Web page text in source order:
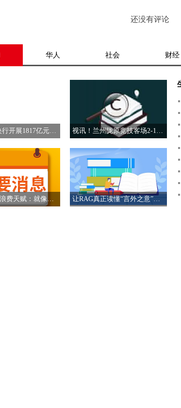
还没有评论
华人 社会 财经
每日视点!央行开展1817亿元7天期逆回购操作 视讯！兰州陇原竞技客场2-1逆转广东铭途，木斯塔汉梅开二度
铁林谈锡安浪费天赋：就像你看到一个美女 但她却根本不喜欢男的 让RAG真正读懂“言外之意”！新框架引入词汇多样性，刷新多基准 热点评